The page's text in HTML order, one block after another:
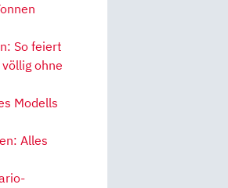
So feiert
ohne
Modells
Alles